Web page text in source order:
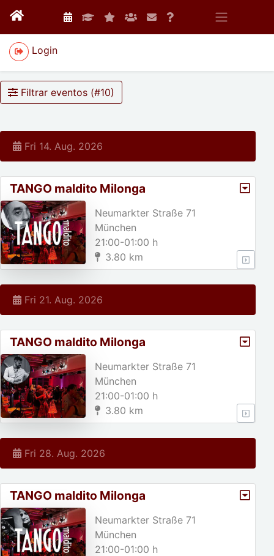
Login
Filtrar eventos (#10)
Fri 14. Aug. 2026
TANGO maldito Milonga
Neumarkter Straße 71
München
21:00-01:00 h
3.80 km
Fri 21. Aug. 2026
TANGO maldito Milonga
Neumarkter Straße 71
München
21:00-01:00 h
3.80 km
Fri 28. Aug. 2026
TANGO maldito Milonga
Neumarkter Straße 71
München
21:00-01:00 h